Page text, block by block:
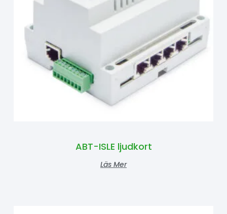
ABT-ISLE ljudkort
Läs Mer